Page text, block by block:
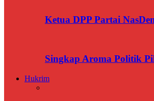
Ketua DPP Partai
Singkap Aroma Politik
Hukrim